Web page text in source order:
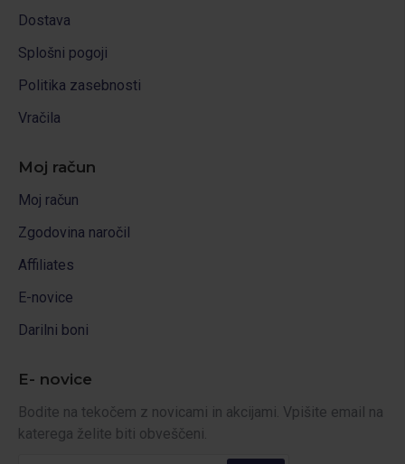
Dostava
Splošni pogoji
Politika zasebnosti
Vračila
Moj račun
Moj račun
Zgodovina naročil
Affiliates
E-novice
Darilni boni
E- novice
Bodite na tekočem z novicami in akcijami. Vpišite email na
katerega želite biti obveščeni.